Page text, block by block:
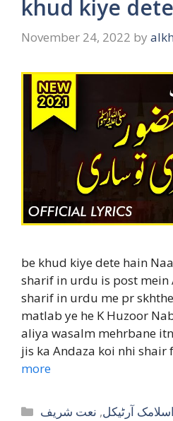
khud kiye
November 24, 2022 by
be khud kiye dete hain
sharif in urdu is post mein
sharif in urdu me pr
matlab ye he K Huzoor
aliya wasalm mehrbane
jis ka Andaza koi nhi
more
Categories اسلامک آرٹیکل, نعت شریف